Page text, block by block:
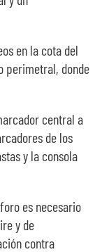
en la cota del
perimetral, donde
central a
de los
y la consola
es necesario
y de
contra